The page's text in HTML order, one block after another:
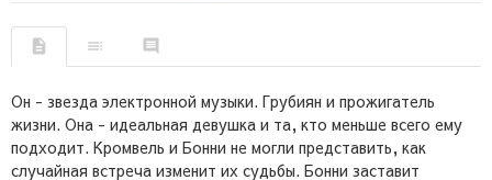
Он - звезда электронной музыки. Грубиян и прожигатель
жизни. Она - идеальная девушка и та, кто меньше всего ему
подходит. Кромвель и Бонни не могли представить, как
случайная встреча изменит их судьбы. Бонни заставит